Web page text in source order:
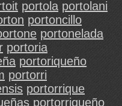
portola portolani
portoncillo
portonelada
portoria
portoriqueño
portorri
portorrique
portorriqueño